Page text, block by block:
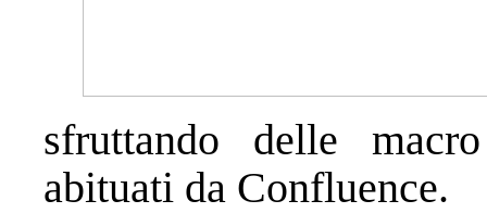
sfruttando delle
abituati da Confluence.